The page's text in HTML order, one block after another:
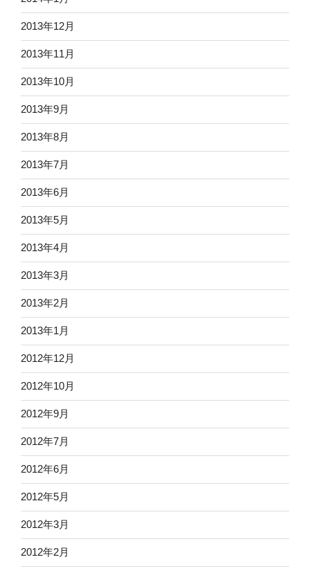
2013年12月
2013年11月
2013年10月
2013年9月
2013年8月
2013年7月
2013年6月
2013年5月
2013年4月
2013年3月
2013年2月
2013年1月
2012年12月
2012年10月
2012年9月
2012年7月
2012年6月
2012年5月
2012年3月
2012年2月